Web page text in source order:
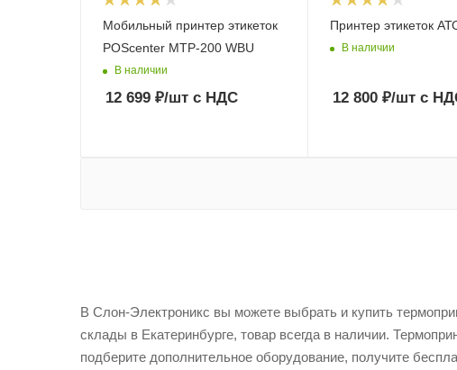
Мобильный принтер этикеток
POScenter MTP-200 WBU
В наличии
12 699 ₽/шт с НДС
Принтер этикеток
В наличии
12 800₽/штс
В Слон-Электроникс вы можете выбрать и купить
склады в Екатеринбурге, товар всегда в наличии.
подберите дополнительное оборудование, получите